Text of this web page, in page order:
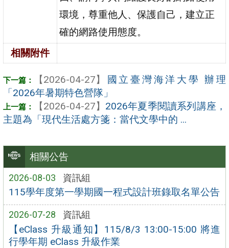
相關公告
2026-08-03 資訊組
115學年度第一學期國一程式設計班錄取名單公告
2026-07-28 資訊組
【eClass 升級通知】115/8/3 13:00-15:00 將進
行學年期 eClass 升級作業
環境，尊重他人、保護自己，建立正
確的網路使用態度。
相關附件
【2026-04-27】
國立臺灣海洋大學 辦理
「2026年暑期特色營隊」
【2026-04-27】 2026年夏季閱讀系列講座，
主題為「現代生活處方箋：當代文學中的 ...